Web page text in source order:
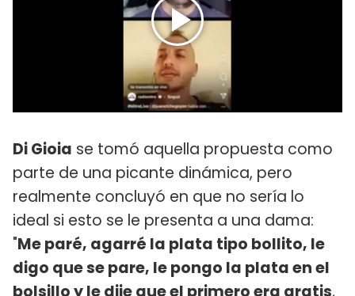
Di Gioia se tomó aquella propuesta como
parte de una picante dinámica, pero
realmente concluyó en que no sería lo
ideal si esto se le presenta a una dama:
"Me paré, agarré la plata tipo bollito, le
digo que se pare, le pongo la plata en el
bolsillo y le dije que el primero era gratis,